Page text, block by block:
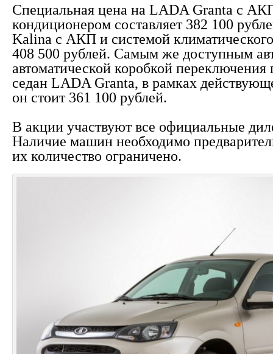
Специальная цена на LADA Granta с
кондиционером составляет 382 100
Kalina с АКП и системой
408 500 рублей. Самым же доступным
автоматической коробкой переключения
седан LADA Granta, в рамках
он стоит 361 100 рублей.
В акции участвуют все официальные
Наличие машин необходимо
их количество ограничено.